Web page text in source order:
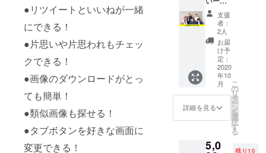
●リツイートといいねが一緒
にできる！
●片思いや片思われもチェッ
クできる！
●画像のダウンロードがとっ
ても簡単！
●類似画像も探せる！
●タブボタンを好きな画面に
変更できる！
ちゃ２
ファン
のオフ
会で
す。 つ
いー
ちゃ２
のス
タッフ
と色々
お話を
しま
しょ
日程は
支援
者：
2人
お届
け予
定：
2020
年10
月
詳細を見る
こ
の
リ
タ
ー
ン
を
選
択
す
る
5,0 残り10